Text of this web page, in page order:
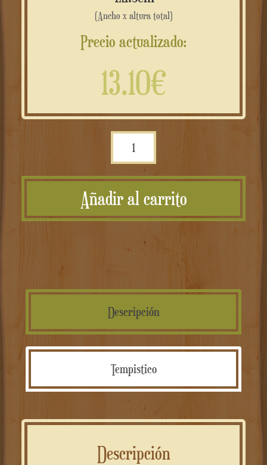
(Ancho x altura total)
Precio actualizado:
13.10€
personalizzata
in
rame
composito
anticato
intaglio
e
cantidad
Añadir al carrito
Descripción
Tempistico
Descripción